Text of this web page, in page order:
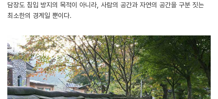
담장도 침입 방지의 목적이 아니라, 사람의 공간과 자연의 공간을 구분 짓는
최소한의 경계일 뿐이다.